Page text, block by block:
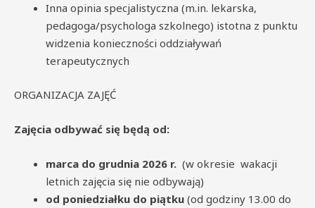
Inna opinia specjalistyczna (m.in. lekarska,
pedagoga/psychologa szkolnego) istotna z punktu
widzenia konieczności oddziaływań
terapeutycznych
ORGANIZACJA ZAJĘĆ
Zajęcia odbywać się będą od:
marca do grudnia 2026 r. (w okresie wakacji
letnich zajęcia się nie odbywają)
od poniedziałku do piątku (od godziny 13.00 do